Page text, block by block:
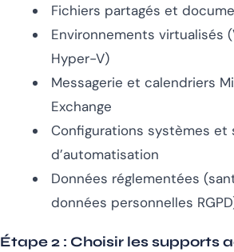
Fichiers partagés et
Environnements virtualisés
Hyper-V)
Messagerie et calendriers
Exchange
Configurations systèmes et
d’automatisation
Données réglementées
données personnelles
Étape 2 : Choisir les supports